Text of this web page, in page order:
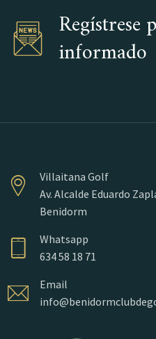
Regístrese
informado
Villaitana Golf
Av. Alcalde Eduardo
Benidorm
Whatsapp
634 58 18 71
Email